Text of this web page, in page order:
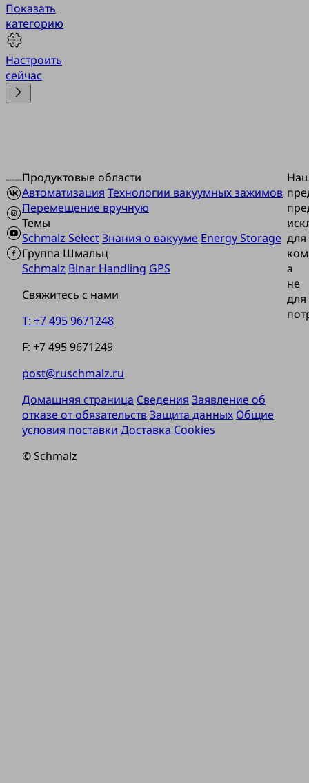
Показать
категорию
Настроить
сейчас
Продуктовые области
Автоматизация Технологии вакуумных зажимов
Перемещение вручную
Темы
Schmalz SelectЗнания о вакууме Energy Storage
Группа Шмальц
Schmalz Binar Handling GPS
Свяжитесь с нами
T: +7 495 9671248
F: +7 495 9671249
post@ruschmalz.ru
для
а
не
для
Домашняя страница Сведения Заявление об
отказе от обязательствЗащита данных Общие
условия поставки Доставка Cookies
© Schmalz